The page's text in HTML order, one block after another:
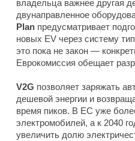
владельца важнее другая
двунаправленное
Plan предусматривает
новых EV через систему
это пока не закон —
Еврокомиссия обещает
V2G позволяет заряжать
дешевой энергии и
время пиков. В ЕС уже
электромобилей, а к 2040
увеличить долю